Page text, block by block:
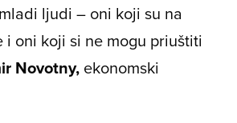
ljudi – oni koji su na
oni koji si ne mogu priuštiti
Novotny, ekonomski